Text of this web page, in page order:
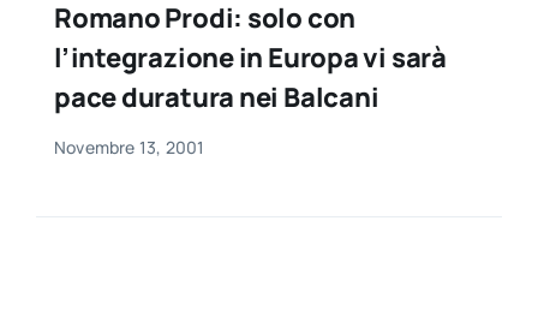
per:
Newsletter
Romano Prodi: solo con
l’integrazione in Europa vi sarà
pace duratura nei Balcani
Novembre 13, 2001